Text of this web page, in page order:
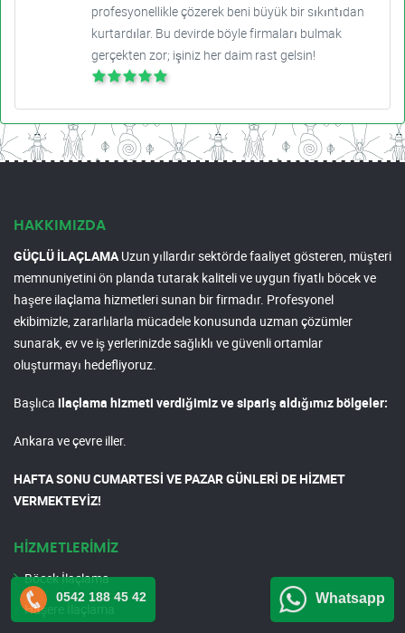
profesyonellikle çözerek beni büyük bir sıkıntıdan
kurtardılar. Bu devirde böyle firmaları bulmak
gerçekten zor; işiniz her daim rast gelsin!
HAKKIMIZDA
GÜÇLÜ İLAÇLAMAUzun yıllardır sektörde faaliyet gösteren, müşteri
memnuniyetini ön planda tutarak kaliteli ve uygun fiyatlı böcek ve
haşere ilaçlama hizmetleri sunan bir firmadır. Profesyonel
ekibimizle, zararlılarla mücadele konusunda uzman çözümler
sunarak, ev ve iş yerlerinizde sağlıklı ve güvenli ortamlar
oluşturmayı hedefliyoruz.
Başlıca ilaçlama hizmeti verdiğimiz ve sipariş aldığımız bölgeler:
Ankara ve çevre iller.
HAFTA SONU CUMARTESİ VE PAZAR GÜNLERİ DE HİZMET
VERMEKTEYİZ!
HİZMETLERİMİZ
Böcek İlaçlama
Haşere İlaçlama
0542 188 45 42 Whatsapp